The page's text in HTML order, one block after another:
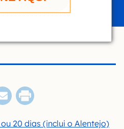
20 dias (inclui o Alentejo)